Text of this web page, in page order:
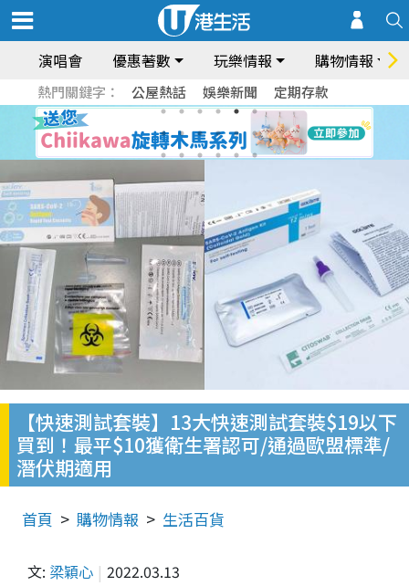
演唱會 優惠著數 玩樂情報 購物情報
熱門關鍵字： 公屋熱話 娛樂新聞 定期存款
【快速測試套裝】13大快速測試套裝$19以下
買到！最平$10獲衛生署認可/通過歐盟標準/
潛伏期適用
首頁 購物情報 生活百貨
文: 梁穎心 2022.03.13